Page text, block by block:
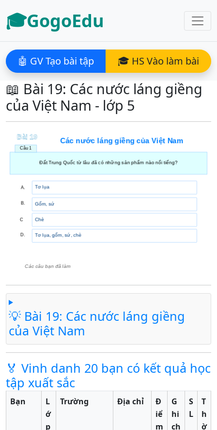
🎓GogoEdu
🤖 GV Tạo bài tập 🎓 HS Vào làm bài
📖 Bài 19: Các nước láng giềng
của Việt Nam - lớp 5
💡 Bài 19: Các nước láng giềng
của Việt Nam
🏅 Vinh danh 20 bạn có kết quả học
tập xuất sắc
Bạn
L
ớ
p
Trường Địa chỉ
Đ
iể
m
G
hi
ch
S
L
T
h
ờ